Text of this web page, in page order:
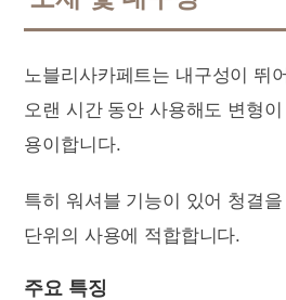
노블리사카페트는 내구성이 뛰
오랜 시간 동안 사용해도 변형
용이합니다.
특히 워셔블 기능이 있어 청결
단위의 사용에 적합합니다.
주요 특징